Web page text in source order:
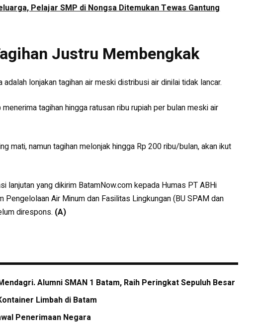
Pelajar SMP di Nongsa Ditemukan Tewas Gantung
Justru Membengkak
lonjakan tagihan air meski distribusi air dinilai tidak lancar.
tagihan hingga ratusan ribu rupiah per bulan meski air
mati, namun tagihan melonjak hingga Rp 200 ribu/bulan, akan ikut
lanjutan yang dikirim BatamNow.com kepada Humas PT ABHi
Pengelolaan Air Minum dan Fasilitas Lingkungan (BU SPAM dan
direspons. (A)
Alumni SMAN 1 Batam, Raih Peringkat Sepuluh Besar
Limbah di Batam
Penerimaan Negara